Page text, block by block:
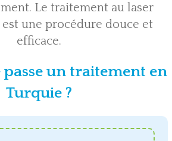
Le traitement au laser
est une procédure douce et
efficace.
passe un traitement en
Turquie ?